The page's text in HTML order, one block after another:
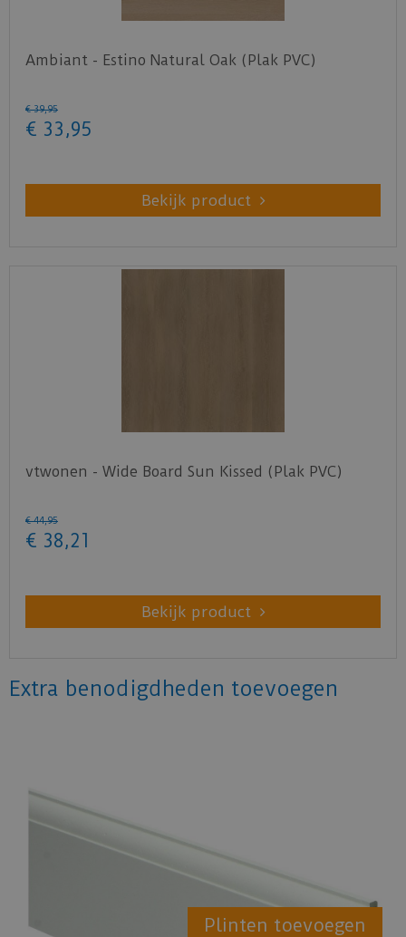
Ambiant - Estino Natural Oak (Plak PVC)
€ 39,95
€ 33 ,95
Bekijk product
vtwonen - Wide Board Sun Kissed (Plak PVC)
€ 44,95
€ 38,21
Bekijk product
Extra benodigdheden toevoegen
Plinten toevoegen